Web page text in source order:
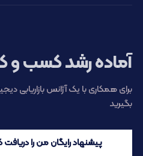
آماده رشد کسب و
برای همکاری با یک آژانس بازاریابی
بگیرید
پیشنهاد رایگان من را دریافت